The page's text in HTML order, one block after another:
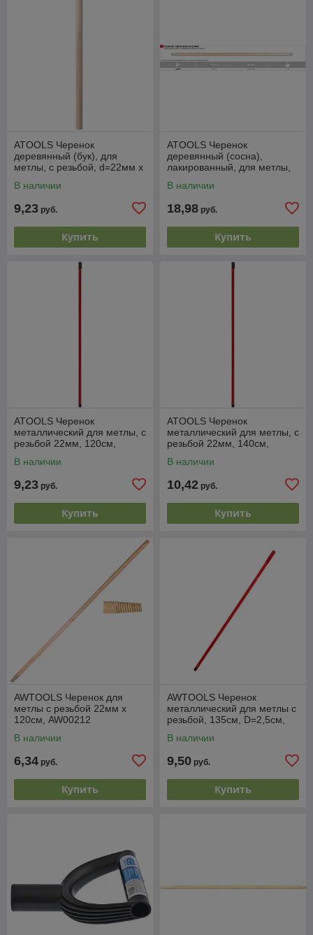
ATOOLS Черенок
деревянный (бук), для
метлы, с резьбой, d=22мм x
В наличии
9,23 руб.
Купить
ATOOLS Черенок
деревянный (сосна),
лакированный, для метлы,
(PL)
В наличии
18,98 руб.
Купить
ATOOLS Черенок
металлический для метлы, с
резьбой 22мм, 120см,
В наличии
9,23 руб.
Купить
ATOOLS Черенок
металлический для метлы, с
резьбой 22мм, 140см,
В наличии
10,42 руб.
Купить
AWTOOLS Черенок для
метлы с резьбой 22мм x
120см, AW00212
В наличии
6,34 руб.
Купить
AWTOOLS Черенок
металлический для метлы с
резьбой, 135см, D=2,5см,
В наличии
9,50 руб.
Купить